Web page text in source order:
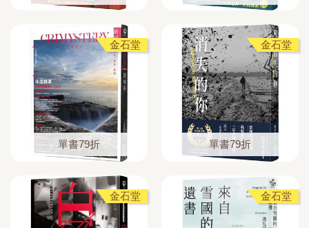
金石堂
單書79折
金石堂
單書79折
金石堂 金石堂